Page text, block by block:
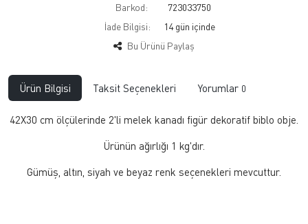
Barkod:
723033750
İade Bilgisi:
Bu Ürünü Paylaş
Ürün Bilgisi Taksit Seçenekleri Yorumlar 0
42X30 cm ölçülerinde 2'li melek kanadı figür dekoratif biblo obje.
Ürünün ağırlığı 1 kg'dır.
Gümüş, altın, siyah ve beyaz renk seçenekleri mevcuttur.